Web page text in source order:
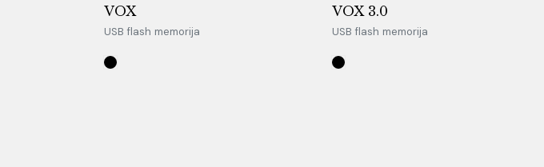
VOX
USB flash memorija
VOX 3.0
USB flash memorija